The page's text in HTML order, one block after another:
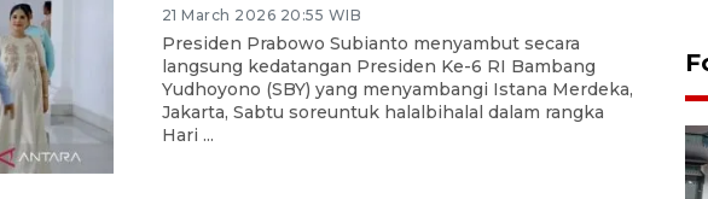
21 March 2026 20:55 WIB
Presiden Prabowo Subianto menyambut secara
langsung kedatangan Presiden Ke-6 RI Bambang
Yudhoyono (SBY) yang menyambangi Istana Merdeka,
Jakarta, Sabtu soreuntuk halalbihalal dalam rangka
Hari ...